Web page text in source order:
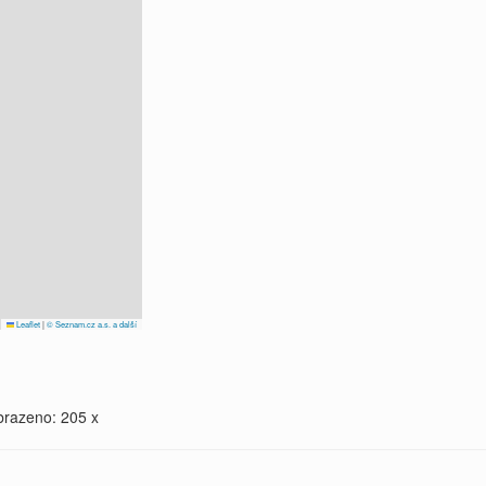
Leaflet|© Seznam.cz a.s. a další
205 x